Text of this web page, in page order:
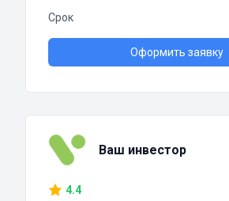
Срок
Оформить заявку
Ваш инвестор
4.4